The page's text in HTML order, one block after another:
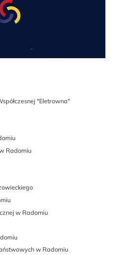
"Eletrowna"
Radomiu
w Radomiu
w Radomiu